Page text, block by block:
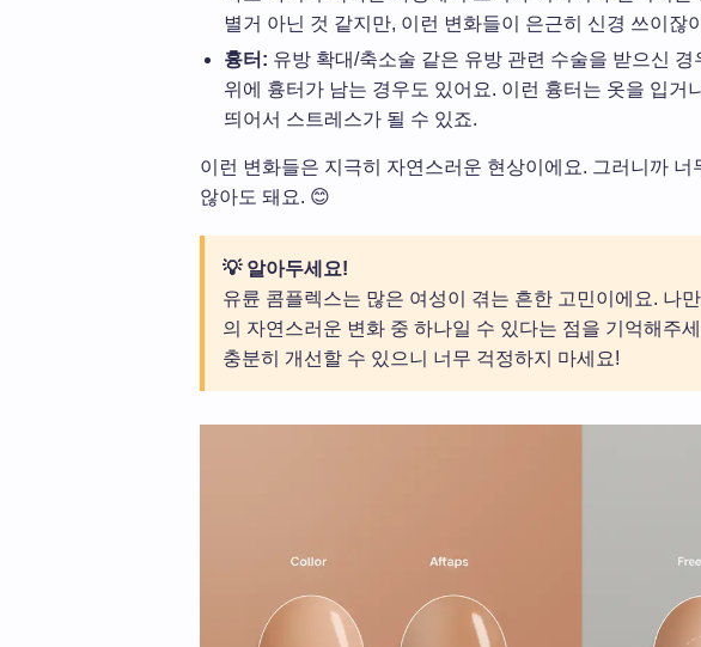
별거 아닌 것 같지만, 이런 변화들이 은근히 신경 쓰이잖
흉터: 유방 확대/축소술 같은 유방 관련 수술을 받으신
위에 흉터가 남는 경우도 있어요. 이런 흉터는 옷을 입거
띄어서 스트레스가 될 수 있죠.
이런 변화들은 지극히 자연스러운 현상이에요. 그러니까 너
않아도 돼요. 😊
💡 알아두세요!
유륜 콤플렉스는 많은 여성이 겪는 흔한 고민이에요. 나
의 자연스러운 변화 중 하나일 수 있다는 점을 기억해주
충분히 개선할 수 있으니 너무 걱정하지 마세요!